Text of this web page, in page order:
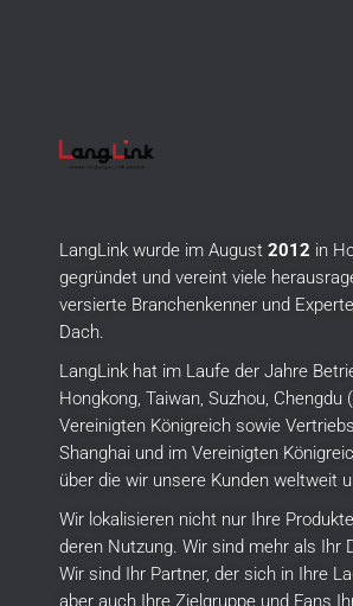
LangLink wurde im August 2012 in
gegründet und vereint viele
versierte Branchenkenner und
Dach.
LangLink hat im Laufe der Jahre
Hongkong, Taiwan, Suzhou, Chengdu
Vereinigten Königreich sowie
Shanghai und im Vereinigten
über die wir unsere Kunden weltweit
Wir lokalisieren nicht nur Ihre
deren Nutzung. Wir sind mehr als Ihr
Wir sind Ihr Partner, der sich in Ihre
aber auch Ihre Zielgruppe und Fans